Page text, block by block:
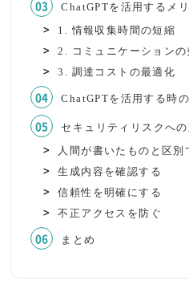
ChatGPTを活用するメリ
1. 情報収集時間の短縮
2. コミュニケーションの
3. 調達コストの最適化
ChatGPTを活用する時
セキュリティリスクへ
人間が書いたものと区別
生成内容を確認する
信頼性を明確にする
不正アクセスを防ぐ
まとめ